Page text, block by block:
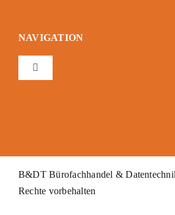
NAVIGATION
Toggle
Navigation
Sitemap
B&DT Bürofachhandel &
Rechte vorbehalten